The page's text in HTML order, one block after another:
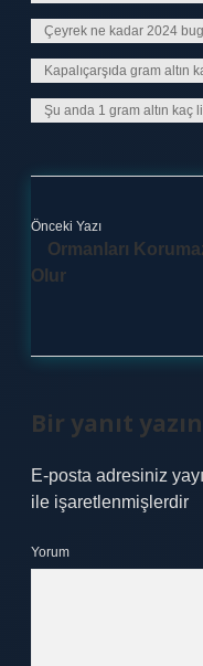
Çeyrek ne kadar 2024
Kapalıçarşıda gram altın
Şu anda 1 gram altın kaç
Önceki Yazı
Ormanları
Olur
Bir yanıt yazın
E-posta adresiniz
ile işaretlenmişlerdir
Yorum